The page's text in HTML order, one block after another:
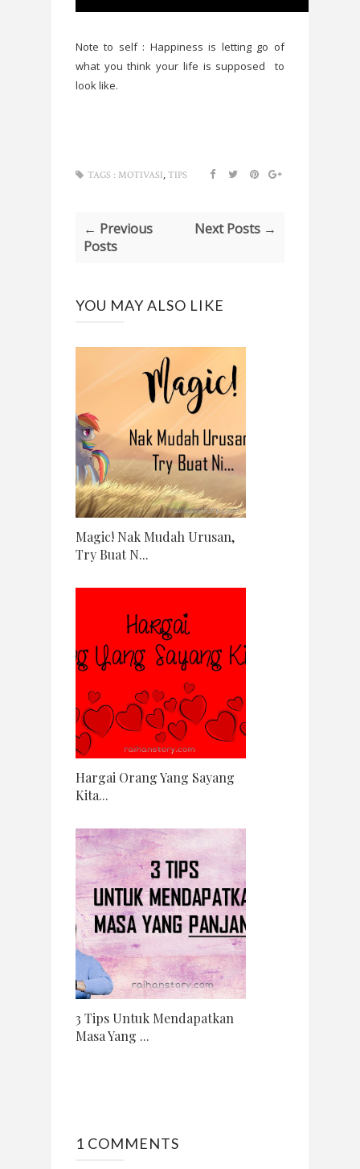
Note to self : Happiness is letting go of
what you think your life is supposed to
look like.
TAGS : MOTIVASI, TIPS
← Previous
Posts
Next Posts →
YOU MAY ALSO LIKE
Magic! Nak Mudah Urusan,
Try Buat N...
Hargai Orang Yang Sayang
Kita...
3 Tips Untuk Mendapatkan
Masa Yang ...
1 COMMENTS